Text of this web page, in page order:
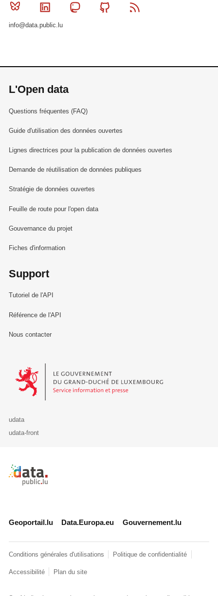
Bluesky Linkedin MastodonGithub
info@data.public.lu
L'Open data
Questions fréquentes (FAQ)
Guide d'utilisation des données ouvertes
Lignes directrices pour la publication de données ouvertes
Demande de réutilisation de données publiques
Stratégie de données ouvertes
Feuille de route pour l'open data
Gouvernance du projet
Fiches d'information
Support
Tutoriel de l'API
Référence de l'API
Nous contacter
Le Gouvernement du Grand-Duché de Luxembourg - Service
udata
udata-front
Retour à l'accueil de data.public.lu
Geoportail.lu Data.Europa.eu Gouvernement.lu
Conditions générales d'utilisations Politique de confidentialité
Accessibilité Plan du site